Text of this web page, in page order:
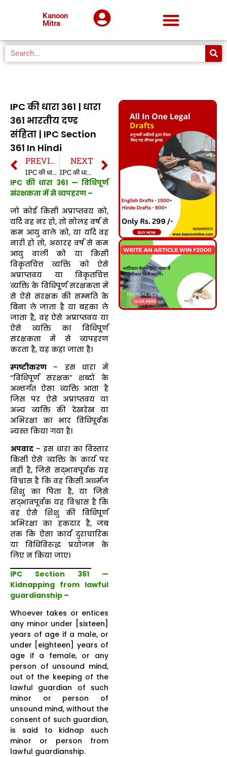
Kanoon
Mitra
IPC की धारा 361 | धारा
361 भारतीय दण्ड
संहिता | IPC Section
361 In Hindi
PREVIOUS
IPC की धारा 360 | धारा 360 भारतीय दण्ड संहिता | IPC Section 360 In Hindi
NEXT
IPC की धारा 362 | धारा 362 भारतीय दण्ड संहिता | IPC Section 362 In Hindi
IPC की धारा 361 — विधिपूर्ण
संरक्षकता में से व्यपहरण –
जो कोई किसी अप्राप्तवय को,
यदि वह नर हो, तो सोलह वर्ष से
कम आयु वाले को, या यदि वह
नारी हो तो, अठारह वर्ष से कम
आयु वाली को या किसी
विकृतचित्त व्यक्ति को ऐसे
अप्राप्तवय या विकृतचित्त
व्यक्ति के विधिपूर्ण संरक्षकता में
से ऐसे संरक्षक की सम्मति के
बिना ले जाता है या बहका ले
जाता है, वह ऐसे अप्राप्तवय या
ऐसे व्यक्ति का विधिपूर्ण
संरक्षकता में से व्यपहरण
करता है, यह कहा जाता है।
स्पष्टीकरण – इस धारा में
“विधिपूर्ण संरक्षक” शब्दों के
अन्तर्गत ऐसा व्यक्ति आता है
जिस पर ऐसे अप्राप्तवय या
अन्य व्यक्ति की देखरेख या
अभिरक्षा का भार विधिपूर्वक
न्यस्त किया गया है।
अपवाद – इस धारा का विस्तार
किसी ऐसे व्यक्ति के कार्य पर
नहीं है, जिसे सद्भावपूर्वक यह
विश्वास है कि वह किसी अधर्मज
शिशु का पिता है, या जिसे
सद्भावपूर्वक यह विश्वास है कि
वह ऐसे शिशु की विधिपूर्ण
अभिरक्षा का हकदार है, जब
तक कि ऐसा कार्य दुराचारिक
या विधिविरुद्ध प्रयोजन के
लिए न किया जाए।
IPC Section 361 —
Kidnapping from lawful
guardianship –
Whoever takes or entices
any minor under [sixteen]
years of age if a male, or
under [eighteen] years of
age if a female, or any
person of unsound mind,
out of the keeping of the
lawful guardian of such
minor or person of
unsound mind, without the
consent of such guardian,
is said to kidnap such
minor or person from
lawful guardianship.